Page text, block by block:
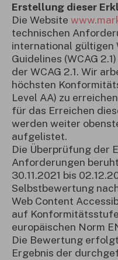
Erstellung dieser
Die Website
technischen
international gültigen
Guidelines (WCAG
der WCAG 2.1. Wir
höchsten
Level AA) zu
für das Erreichen
werden weiter
aufgelistet.
Die Überprüfung der
Anforderungen
30.11.2021 bis
Selbstbewertung
Web Content
auf
europäischen Norm
Die Bewertung
Ergebnis der